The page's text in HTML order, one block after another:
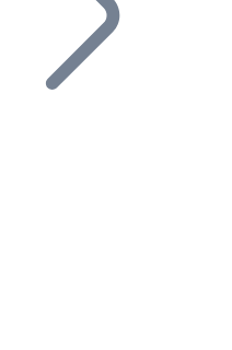
e comercialize
ao nosso serviço de